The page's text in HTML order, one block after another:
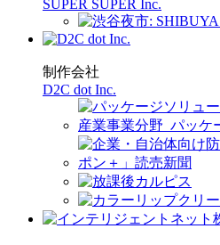
SUPER SUPER Inc.
制作会社
D2C dot Inc.